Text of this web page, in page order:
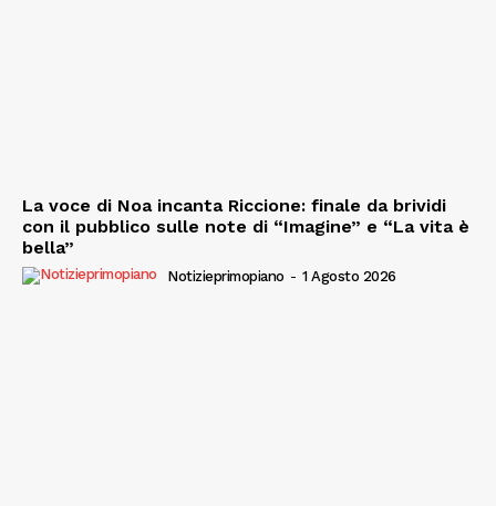
La voce di Noa incanta Riccione: finale da brividi
con il pubblico sulle note di “Imagine” e “La vita è
bella”
Notizieprimopiano - 1 Agosto 2026